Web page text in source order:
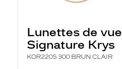
Lunettes de vue
Signature Krys
KOR2205 300 BRUN CLAIR